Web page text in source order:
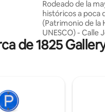
cerca
House con pileta,
Rodeado de la
históricos a poca
(Patrimonio de la
UNESCO) - Calle
Stadhuys, Iglesia
reloj. - Iglesia de
¡Hardrock Cafe
de 1825